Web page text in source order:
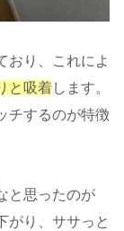
おり、これによ
と吸着します。
チするのが特徴
と思ったのが
がり、ササっと